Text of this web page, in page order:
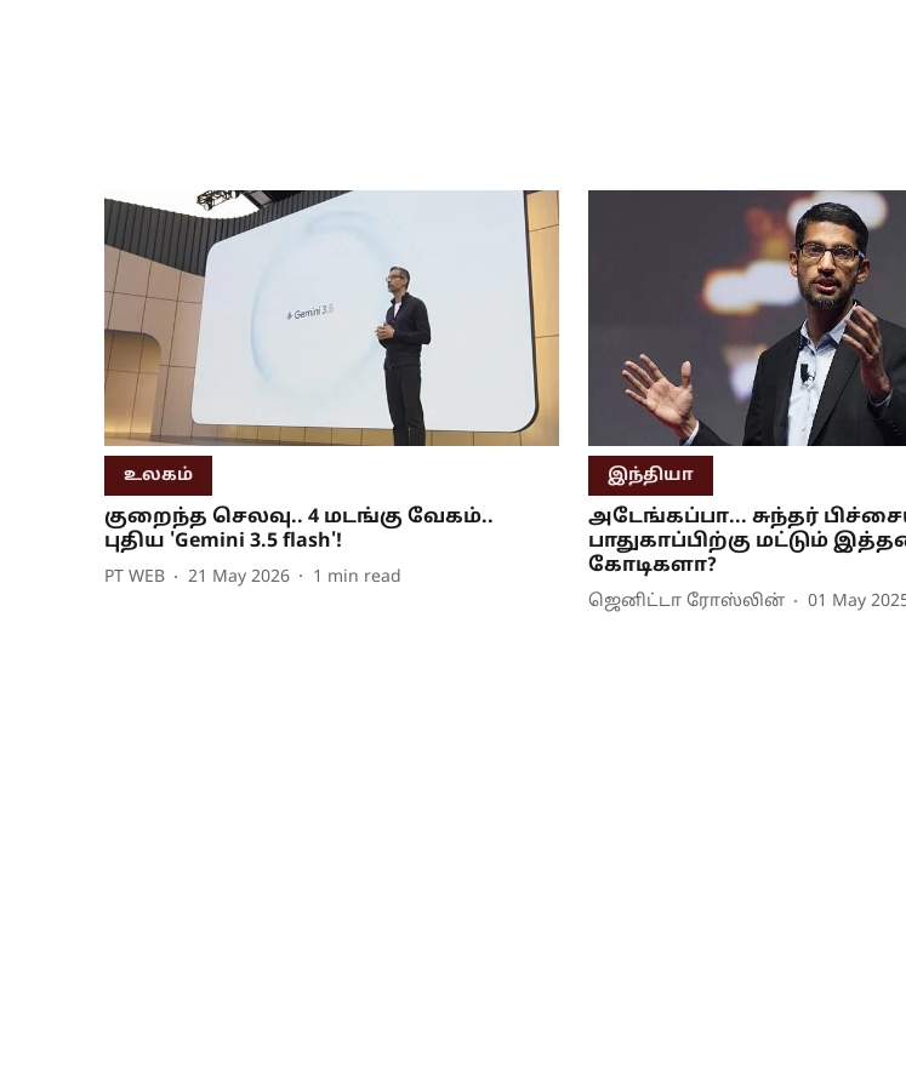
உலகம்
குறைந்த செலவு.. 4 மடங்கு வேகம்..
புதிய 'Gemini 3.5 flash'!
PT WEB 21 May 2026 1 min read
இந்தியா
அடேங்கப்பா... சுந்தர்
பாதுகாப்பிற்கு மட்டும்
கோடிகளா?
ஜெனிட்டா ரோஸ்லின் 01 May